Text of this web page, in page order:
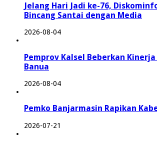
Jelang Hari Jadi ke-76,
Bincang Santai dengan Media
2026-08-04
Pemprov Kalsel Beberkan
Banua
2026-08-04
Pemko Banjarmasin Rapikan
2026-07-21